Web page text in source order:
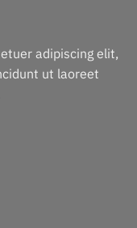
adipiscing elit,
ut laoreet